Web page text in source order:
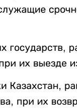
государств,
их выезде
Казахстан,
при их